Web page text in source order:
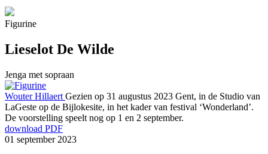
Figurine
Lieselot De Wilde
Jenga met sopraan
Wouter Hillaert Gezien op 31 augustus 2023 Gent, in de Studio van
LaGeste op de Bijlokesite, in het kader van festival ‘Wonderland’.
De voorstelling speelt nog op 1 en 2 september.
download PDF
01 september 2023